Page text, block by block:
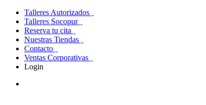
Talleres Autorizados
Talleres Socopur
Reserva tu cita
Nuestras Tiendas
Contacto
Ventas Corporativas
Login